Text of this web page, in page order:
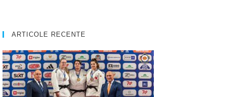
ARTICOLE RECENTE